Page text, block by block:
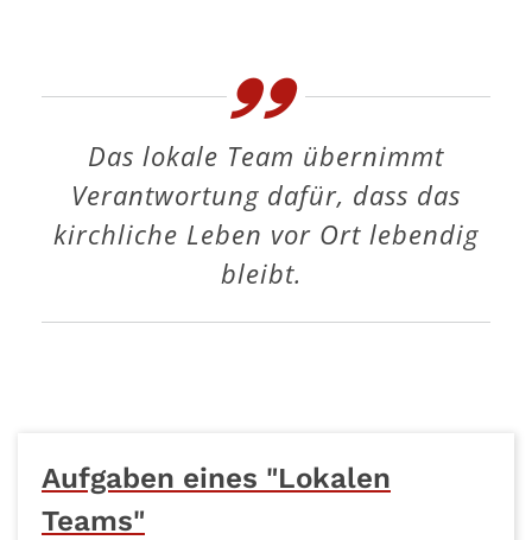
Das lokale Team übernimmt
Verantwortung dafür, dass das
kirchliche Leben vor Ort lebendig
bleibt.
Aufgaben eines "Lokalen
Teams"